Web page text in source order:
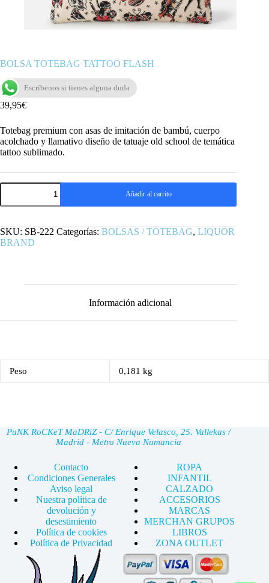
BOLSA TOTEBAG TATTOO FLASH
Escríbenos si tienes alguna duda
39,95€
Totebag premium con asas de imitación de bambú, cuerpo
acolchado y llamativo diseño de tatuaje old school de temática
tattoo sublimado.
BOLSA
TATTOO
cantidad
Añadir al carrito
SKU: SB-222 Categorías: BOLSAS / TOTEBAG, LIQUOR
BRAND
Información adicional
Peso 0,181 kg
PuNK RoCKeT MaDRiZ - C/ Enrique Velasco, 25. Vallekas /
Madrid - Metro Nueva Numancia
Contacto
Condiciones Generales
Aviso legal
Nuestra política de
devolución y
desestimiento
Política de cookies
Política de Privacidad
ROPA
INFANTIL
CALZADO
ACCESORIOS
MARCAS
MERCHAN GRUPOS
LIBROS
ZONA OUTLET